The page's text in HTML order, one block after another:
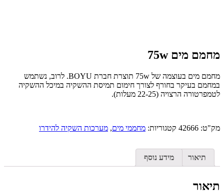
מחמם מים 75w
מחמם מים בעוצמה של 75w תוצרת חברת BOYU. לרוב, נשתמש
במחמם בעיקר בחורף לצורך חימום תמיסת ההשקיה במיכל ההשקיה
לטמפרטורה הרצויה (22-25 מעלות).
מק"ט: 42666 קטגוריות: מחממי מים, מערכות השקיה להידרו
תיאור מידע נוסף
תיאור